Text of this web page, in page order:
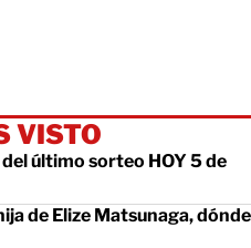
VISTO
último sorteo HOY 5 de
de Elize Matsunaga, dónde